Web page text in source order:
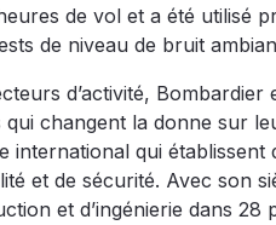
de vol et a été utilisé
de niveau de bruit
d’activité, Bombardier
changent la donne sur
qui établissent
et de sécurité. Avec son
et d’ingénierie dans